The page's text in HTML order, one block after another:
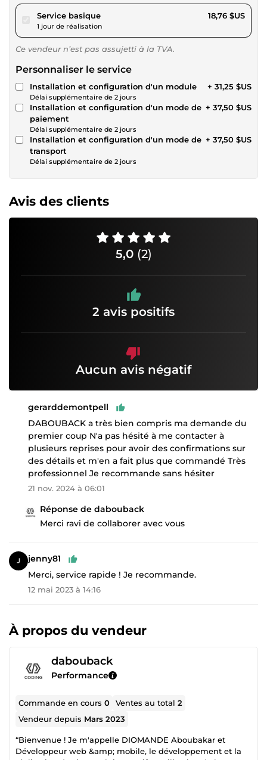
Service basiquepour 17,28 $US
1 jour de réalisation
18,76 $US
Ce vendeur n’est pas assujetti à la TVA.
Personnaliser le service
Installation et configuration d'un module
Délai supplémentaire de 2 jours
+ 31,25 $US
Installation et configuration d'un mode de
paiement
Délai supplémentaire de 2 jours
+ 37,50 $US
Installation et configuration d'un mode de
transport
Délai supplémentaire de 2 jours
+ 37,50 $US
Avis des clients
5,0 (2)
2 avis positifs
Aucun avis négatif
gerarddemontpell
DABOUBACK a très bien compris ma demande du
premier coup N'a pas hésité à me contacter à
plusieurs reprises pour avoir des confirmations sur
des détails et m'en a fait plus que commandé Très
professionnel Je recommande sans hésiter
21 nov. 2024 à 06:01
Réponse de dabouback
Merci ravi de collaborer avec vous
jenny81
Merci, service rapide ! Je recommande.
12 mai 2023 à 14:16
À propos du vendeur
dabouback
Performance
Commande en cours0 Ventes au total2
Vendeur depuis Mars 2023
“Bienvenue ! Je m'appelle DIOMANDE Aboubakar et
Développeur web &amp; mobile, le développement et la